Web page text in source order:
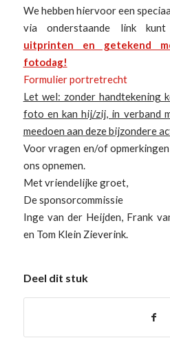
We hebben hiervoor een
via onderstaande link
uitprinten en getekend
fotodag!
Formulier portretrecht
Let wel: zonder handtekening
foto en kan hij/zij, in verband
meedoen aan deze bijzondere
Voor vragen en/of
ons opnemen.
Met vriendelijke groet,
De sponsorcommissie
Inge van der Heijden, Frank
en Tom Klein Zieverink.
Deel dit stuk